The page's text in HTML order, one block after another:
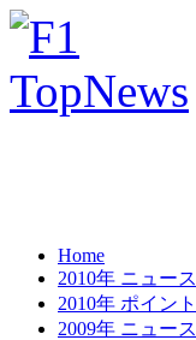
Home
2010年 ニュース
2010年 ポイント
2009年 ニュース